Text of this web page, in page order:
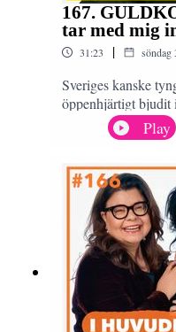
167.
tar med mig
31:23 | söndag
Sveriges kanske
öppenhjärtigt bjudit
efter vecka och
vad har jag lärt mig
avsnitten och
mig av mina 10
varför jag väljer att
Play